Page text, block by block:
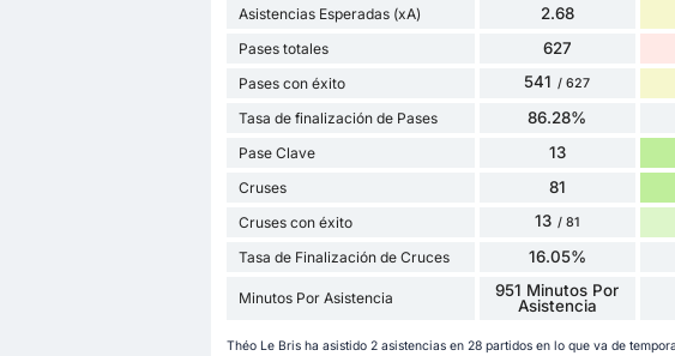
Asistencias Esperadas (xA) 2.68
Pases totales 627
Pases con éxito 541 / 627
Tasa de finalización de Pases 86.28%
Pase Clave 13
Cruses 81
Cruses con éxito 13 / 81
Tasa de Finalización de Cruces 16.05%
Minutos Por Asistencia
951 Minutos Por
Asistencia
Théo Le Bris ha asistido 2 asistencias en 28 partidos en lo que va de